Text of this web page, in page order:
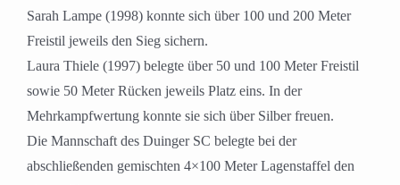
Sarah Lampe (1998) konnte sich über 100 und 200 Meter
Freistil jeweils den Sieg sichern.
Laura Thiele (1997) belegte über 50 und 100 Meter Freistil
sowie 50 Meter Rücken jeweils Platz eins. In der
Mehrkampfwertung konnte sie sich über Silber freuen.
Die Mannschaft des Duinger SC belegte bei der
abschließenden gemischten 4×100 Meter Lagenstaffel den